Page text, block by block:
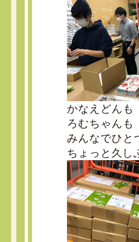
かなえどんも
ろむちゃんも
みんなでひと
ちょっと久し